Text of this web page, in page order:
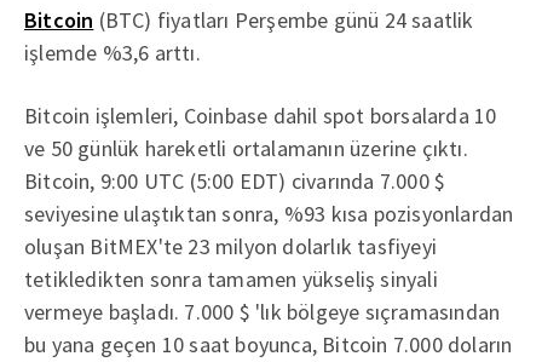
Bitcoin (BTC) fiyatları Perşembe günü 24 saatlik
işlemde %3,6 arttı.
Bitcoin işlemleri, Coinbase dahil spot borsalarda 10
ve 50 günlük hareketli ortalamanın üzerine çıktı.
Bitcoin, 9:00 UTC (5:00 EDT) civarında 7.000 $
seviyesine ulaştıktan sonra, %93 kısa pozisyonlardan
oluşan BitMEX'te 23 milyon dolarlık tasfiyeyi
tetikledikten sonra tamamen yükseliş sinyali
vermeye başladı. 7.000 $ 'lık bölgeye sıçramasından
bu yana geçen 10 saat boyunca, Bitcoin 7.000 doların